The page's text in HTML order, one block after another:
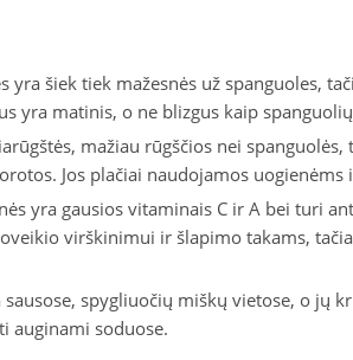
yra šiek tiek mažesnės už spanguoles,
yra matinis, o ne blizgus kaip
mažiau rūgščios nei
Jos plačiai naudojamos uogienėms
yra gausios vitaminais C ir A bei turi
virškinimui ir šlapimo takams,
sausose, spygliuočių miškų vietose, o jų
auginami soduose.